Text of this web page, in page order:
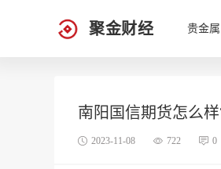
聚金财经 贵金属
南阳国信期货怎么
2023-11-08 722 0